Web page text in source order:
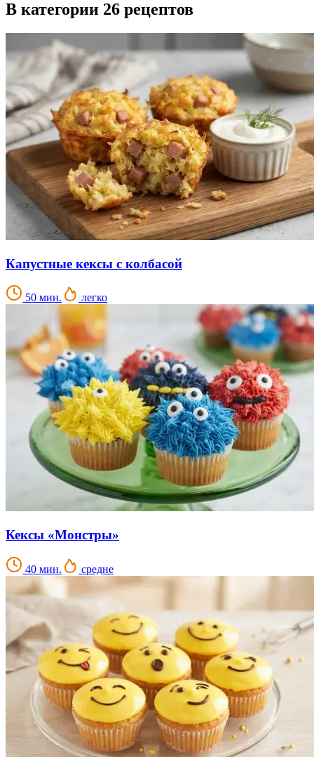
В категории 26 рецептов
Капустные кексы с колбасой
50 мин. легко
Кексы «Монстры»
40 мин. средне